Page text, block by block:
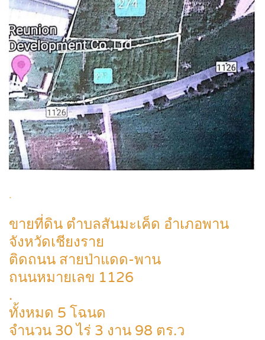
.
ขายที่ดิน ตำบลสันมะเค็ด อำเภอพาน
จังหวัดเชียงราย
ติดถนน สายป่าแดด-พาน
ถนนหมายเลข 1126
.
ทั้งหมด 5 โฉนด
จำนวน 30 ไร่ 3 งาน 98 ตร.ว